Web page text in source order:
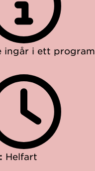
ingår i ett program
Helfart